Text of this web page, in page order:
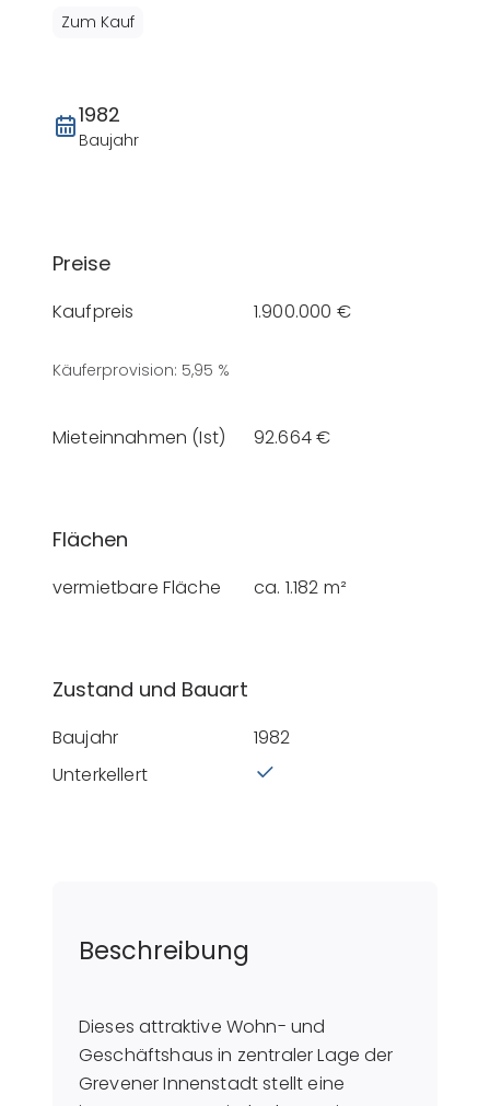
Zum Kauf
1982
Baujahr
Preise
Kaufpreis 1.900.000 €
Käuferprovision: 5,95 %
Mieteinnahmen (Ist) 92.664 €
Flächen
vermietbare Fläche ca. 1.182 m²
Zustand und Bauart
Baujahr
1982
Unterkellert
Beschreibung
Dieses attraktive Wohn- und
Geschäftshaus in zentraler Lage der
Grevener Innenstadt stellt eine